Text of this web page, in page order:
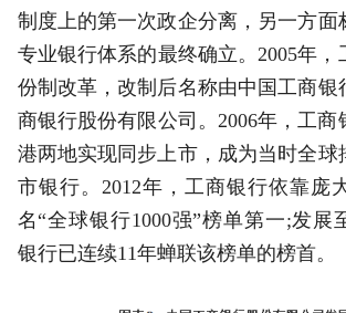
制度上的第一次政企分离，另一方面
专业银行体系的最终确立。2005年，
份制改革，改制后名称由中国工商银
商银行股份有限公司。2006年，工商
港两地实现同步上市，成为当时全球
市银行。2012年，工商银行依靠庞
名“全球银行1000强”榜单第一;发展
银行已连续11年蝉联该榜单的榜首。